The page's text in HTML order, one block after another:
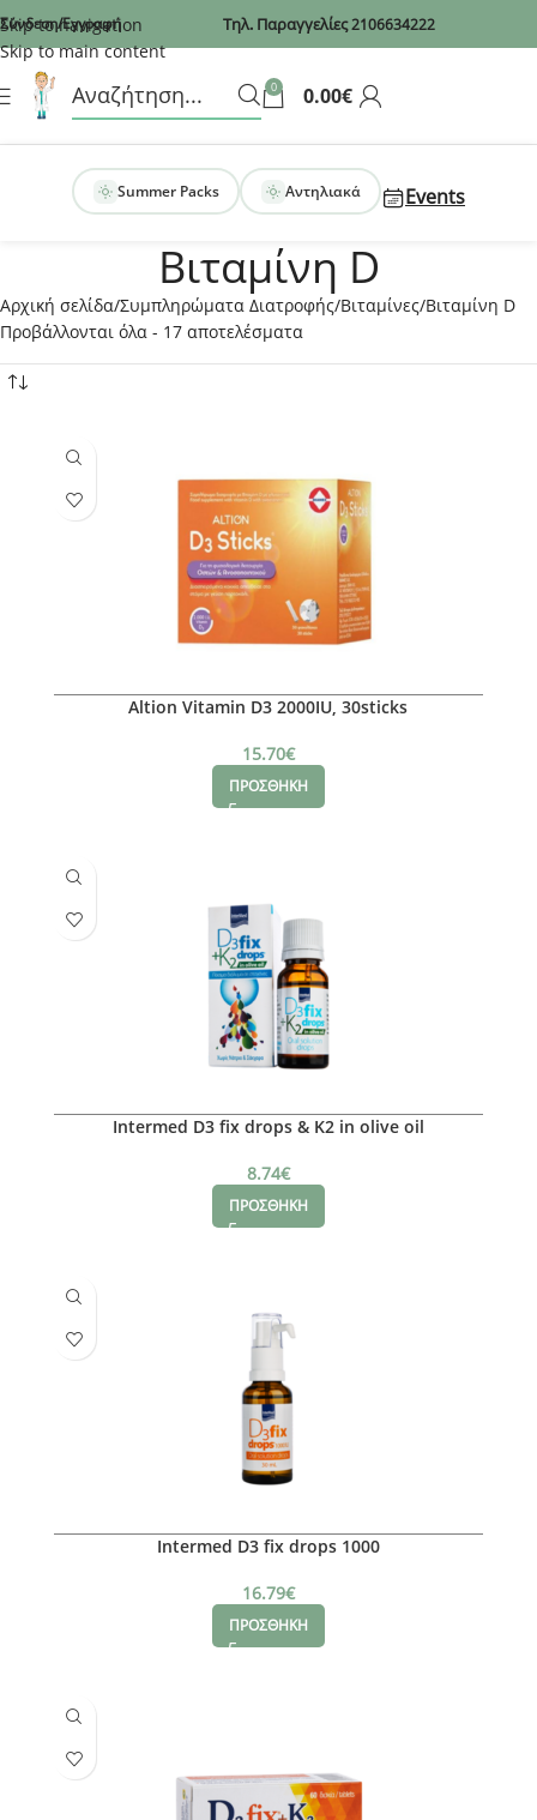
Recaptcha
Skip to navigation
Skip to main content
Σύνδεση/Εγγραφή Τηλ. Παραγγελίες2106634222
0 0.00€
Summer Packs Αντηλιακά Events
Βιταμίνη D
Αρχική σελίδα Συμπληρώματα Διατροφής Βιταμίνες Βιταμίνη D
Προβάλλονται όλα - 17 αποτελέσματα
Altion Vitamin D3 2000IU, 30sticks
15.70€
ΠΡΟΣΘΗΚΗ
Intermed D3 fix drops & K2 in olive oil
8.74€
ΠΡΟΣΘΗΚΗ
Intermed D3 fix drops 1000
16.79€
ΠΡΟΣΘΗΚΗ